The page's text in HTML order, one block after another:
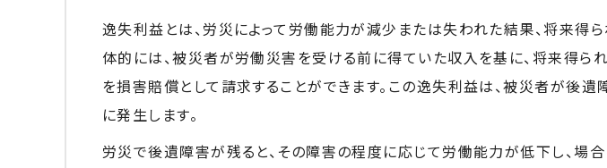
逸失利益とは、労災によって労働能力が減少または失われた結果、将来得
体的には、被災者が労働災害を受ける前に得ていた収入を基に、将来得ら
を損害賠償として請求することができます。この逸失利益は、被災者が後
に発生します。
労災で後遺障害が残ると、その障害の程度に応じて労働能力が低下し、場